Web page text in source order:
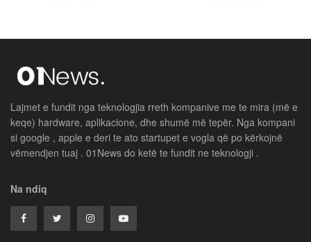
Lajmet e fundit nga teknologjia rreth kompanive me te mira (më e
keqe) hardware, aplikacione, dhe shumë më tepër. Nga kompani
si google , apple e deri te ato startupet e vogla që po kërkojnë
vëmendjen tuaj . 01News do ketë te fundit ne teknologji .
Na ndiq